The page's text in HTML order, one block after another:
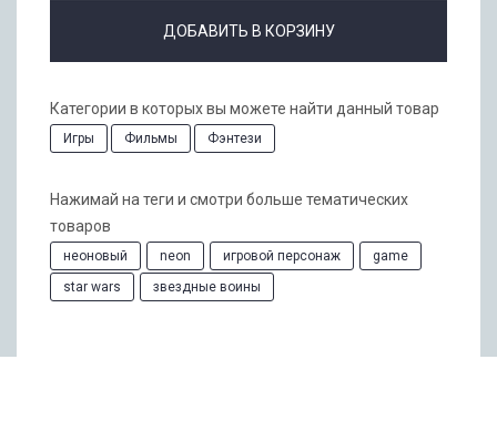
ДОБАВИТЬ В КОРЗИНУ
Категории в которых вы можете найти данный товар
Игры Фильмы Фэнтези
Нажимай на теги и смотри больше тематических
товаров
неоновый neon игровой персонаж
game
star wars
звездные воины